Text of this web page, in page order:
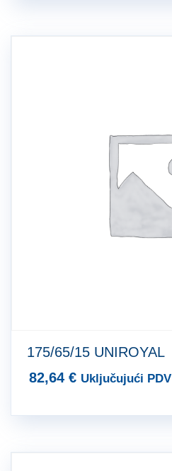
175/65/15 UNIROYAL
82,64 € Uključujući PDV